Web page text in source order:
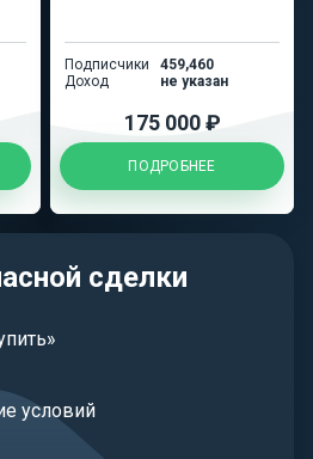
сделки
условий
Подписчики
459,460
Доход
не указан
175 000 ₽
ПОДРОБНЕЕ